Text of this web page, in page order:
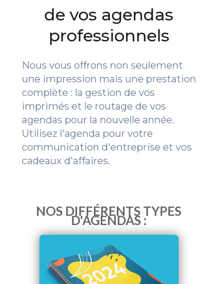
de vos agendas
professionnels
Nous vous offrons non seulement
une impression mais une prestation
complète : la gestion de vos
imprimés et le routage de vos
agendas pour la nouvelle année.
Utilisez l'agenda pour votre
communication d'entreprise et vos
cadeaux d'affaires.
NOS DIFFÉRENTS TYPES
D'AGENDAS :